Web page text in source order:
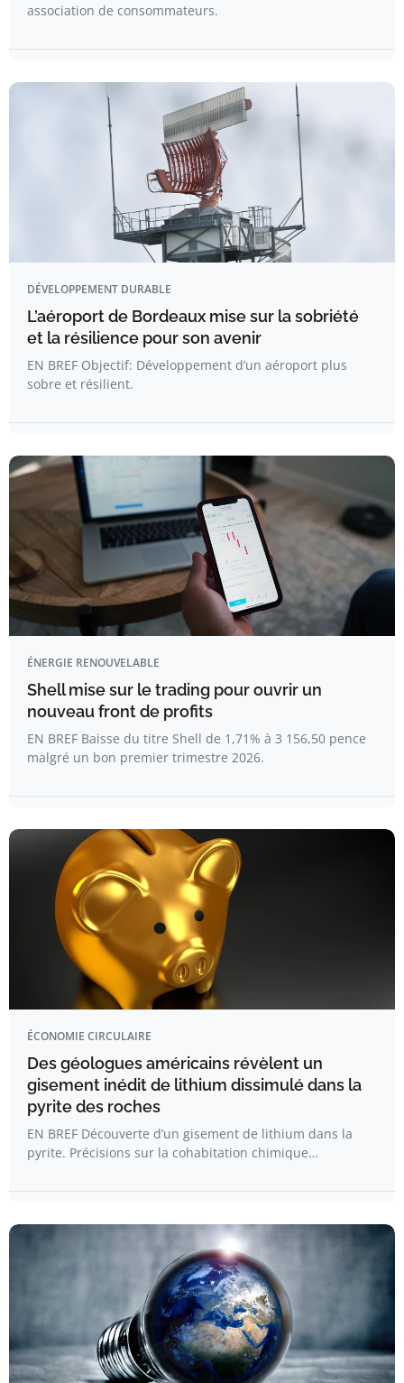
association de consommateurs.
DÉVELOPPEMENT DURABLE
L’aéroport de Bordeaux mise sur la sobriété
et la résilience pour son avenir
EN BREF Objectif: Développement d’un aéroport plus
sobre et résilient.
ÉNERGIE RENOUVELABLE
Shell mise sur le trading pour ouvrir un
nouveau front de profits
EN BREF Baisse du titre Shell de 1,71% à 3 156,50 pence
malgré un bon premier trimestre 2026.
ÉCONOMIE CIRCULAIRE
Des géologues américains révèlent un
gisement inédit de lithium dissimulé dans la
pyrite des roches
EN BREF Découverte d’un gisement de lithium dans la
pyrite. Précisions sur la cohabitation chimique…